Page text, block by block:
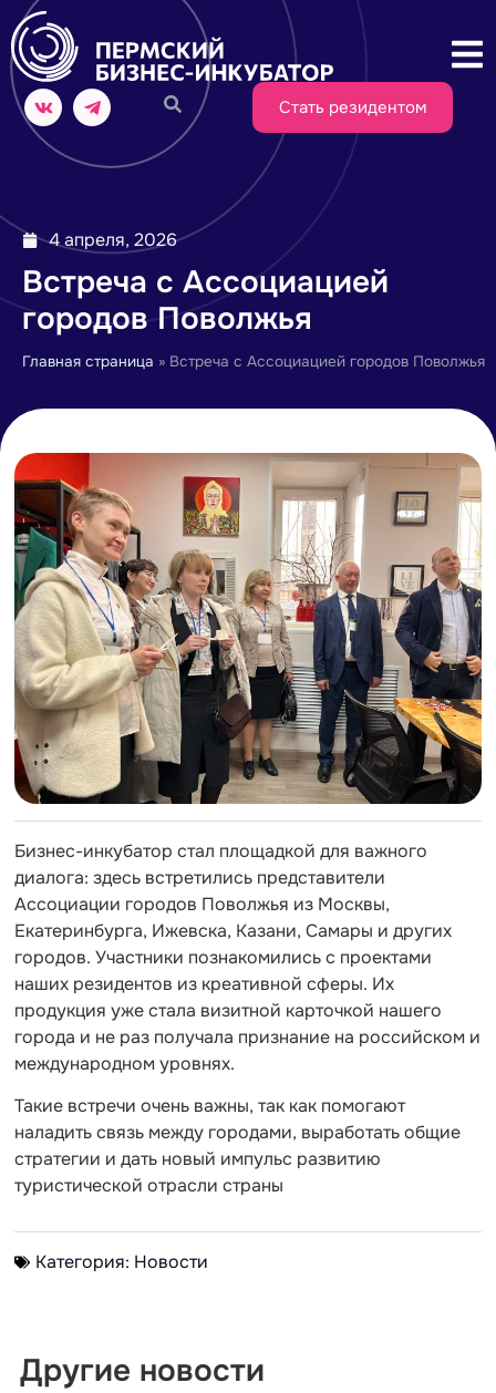
Стать резидентом
4 апреля, 2026
Встреча с Ассоциацией
городов Поволжья
Главная страница » Встреча с Ассоциацией городов Поволжья
Бизнес-инкубатор стал площадкой для важного
диалога: здесь встретились представители
Ассоциации городов Поволжья из Москвы,
Екатеринбурга, Ижевска, Казани, Самары и других
городов. Участники познакомились с проектами
наших резидентов из креативной сферы. Их
продукция уже стала визитной карточкой нашего
города и не раз получала признание на российском и
международном уровнях.
Такие встречи очень важны, так как помогают
наладить связь между городами, выработать общие
стратегии и дать новый импульс развитию
туристической отрасли страны
Категория: Новости
Другие новости